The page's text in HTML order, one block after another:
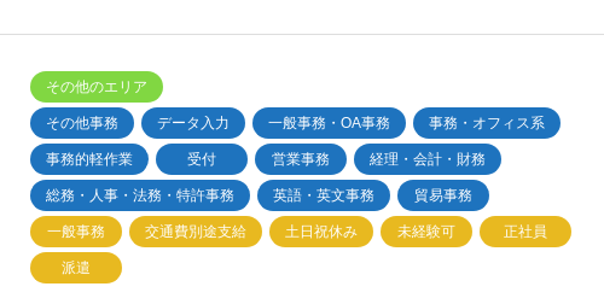
その他のエリア
その他事務 データ入力 一般事務・OA事務 事務・オフィス系
事務的軽作業 受付 営業事務 経理・会計・財務
総務・人事・法務・特許事務 英語・英文事務 貿易事務
一般事務 交通費別途支給 土日祝休み 未経験可 正社員
派遣